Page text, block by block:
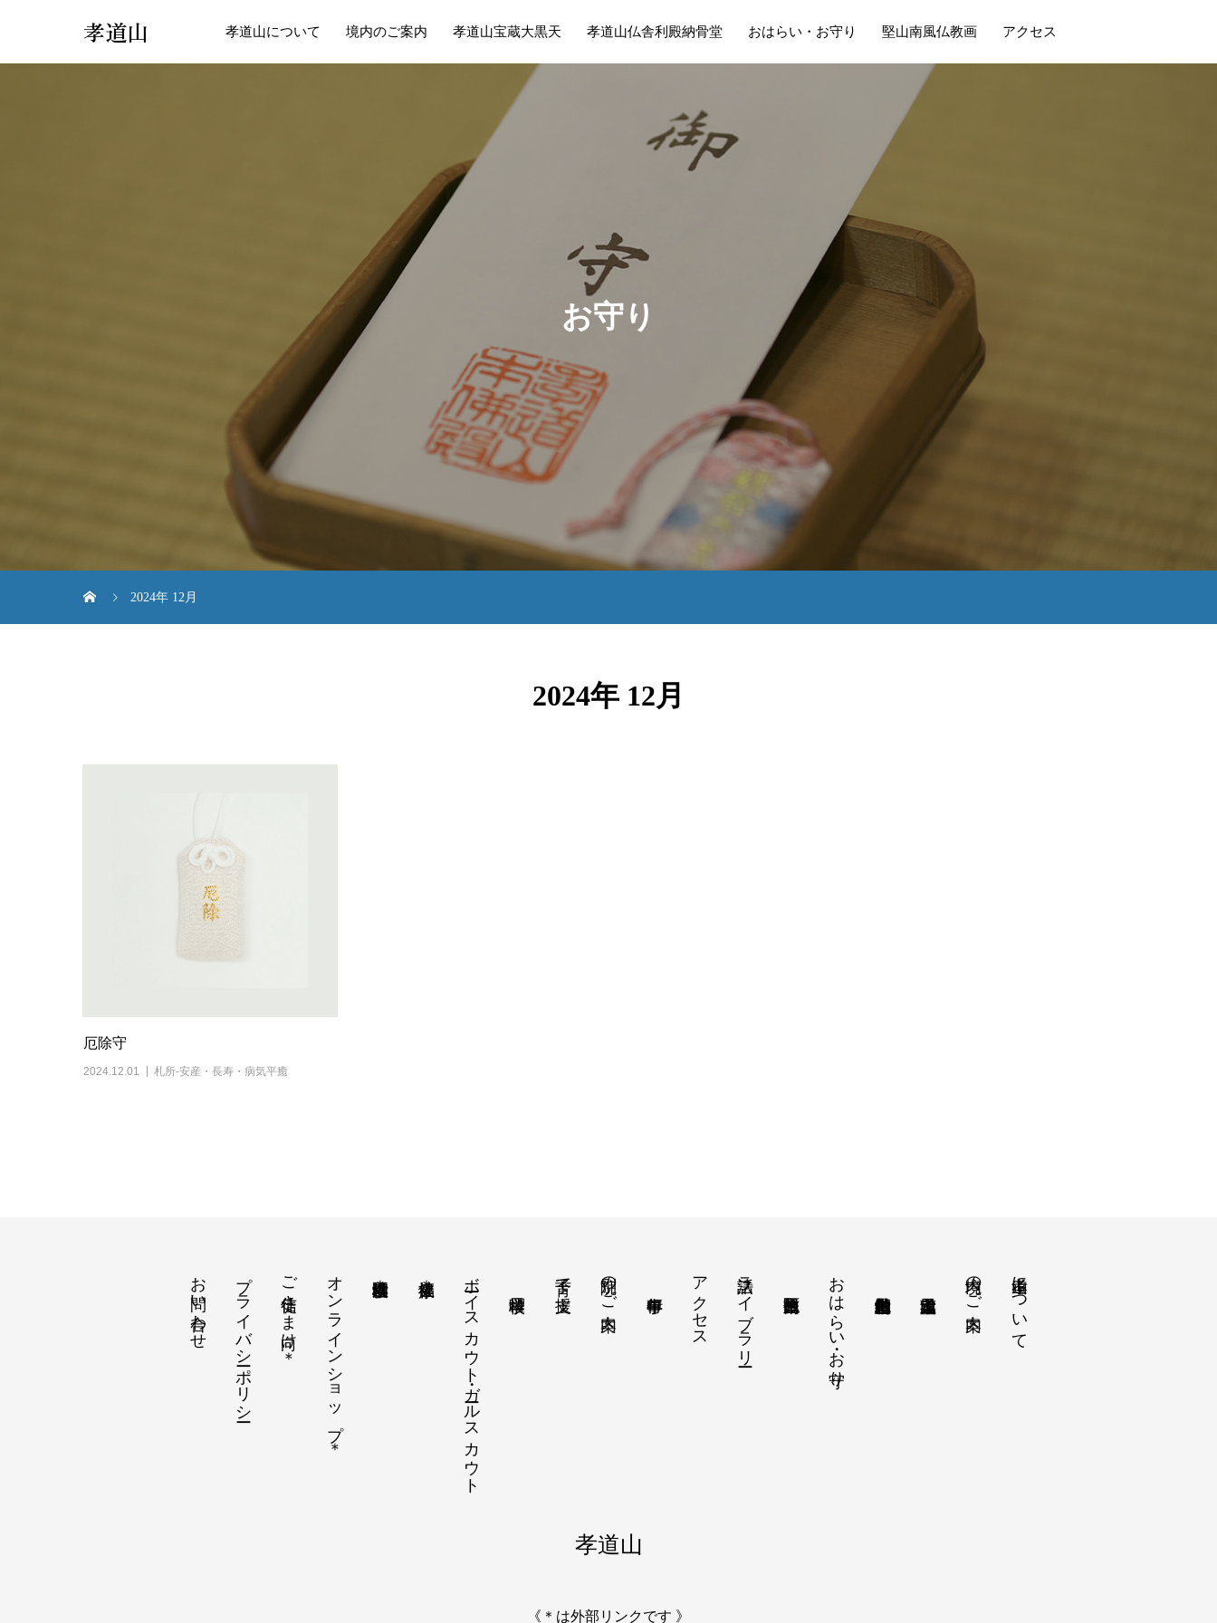
孝道山 孝道山について 境内のご案内 孝道山宝蔵大黒天 孝道山仏舎利殿納骨堂 おはらい・お守り 堅山南風仏教画 アクセス
お守り
2024年 12月
2024年 12月
厄除守
2024.12.01 札所-安産・長寿・病気平癒
孝道山について
境内のご案内
おはらい・お守り
法話ライブラリー
アクセス
別院のご案内
子育て支援
ボーイスカウト・ガールスカウト
健康福祉＊
横浜孝道幼稚園＊
オンラインショップ＊
ご信徒さま向け＊
プライバシーポリシー
お問い合わせ
孝道山
《＊は外部リンクです 》